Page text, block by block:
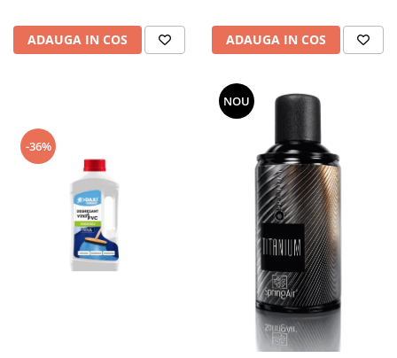
ADAUGA IN COS ADAUGA IN COS
-36%
NOU